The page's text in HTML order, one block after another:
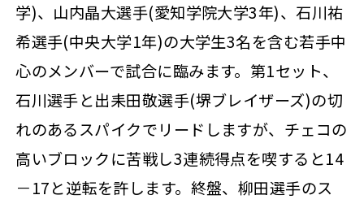
学)、山内晶大選手(愛知学院大学3年)、石川祐
希選手(中央大学1年)の大学生3名を含む若手中
心のメンバーで試合に臨みます。第1セット、
石川選手と出耒田敬選手(堺ブレイザーズ)の切
れのあるスパイクでリードしますが、チェコの
高いブロックに苦戦し3連続得点を喫すると14
－17と逆転を許します。終盤、柳田選手のス